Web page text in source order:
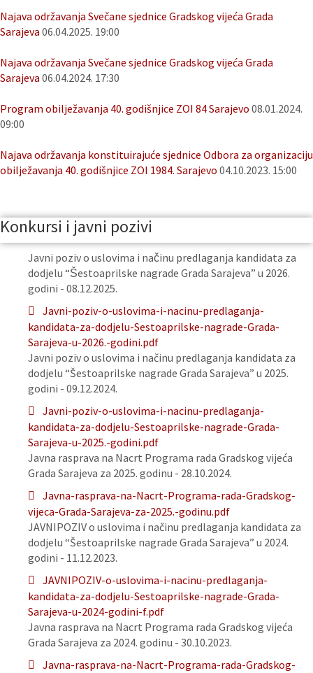
Najava održavanja Svečane sjednice Gradskog vijeća Grada
Sarajeva 06.04.2025. 19:00
Najava održavanja Svečane sjednice Gradskog vijeća Grada
Sarajeva 06.04.2024. 17:30
Program obilježavanja 40. godišnjice ZOI 84 Sarajevo 08.01.2024.
09:00
Najava održavanja konstituirajuće sjednice Odbora za organizaciju
obilježavanja 40. godišnjice ZOI 1984. Sarajevo 04.10.2023. 15:00
Konkursi i javni pozivi
Javni poziv o uslovima i načinu predlaganja kandidata za
dodjelu “Šestoaprilske nagrade Grada Sarajeva” u 2026.
godini - 08.12.2025.
Javni-poziv-o-uslovima-i-nacinu-predlaganja-
kandidata-za-dodjelu-Sestoaprilske-nagrade-Grada-
Sarajeva-u-2026.-godini.pdf
Javni poziv o uslovima i načinu predlaganja kandidata za
dodjelu “Šestoaprilske nagrade Grada Sarajeva” u 2025.
godini - 09.12.2024.
Javni-poziv-o-uslovima-i-nacinu-predlaganja-
kandidata-za-dodjelu-Sestoaprilske-nagrade-Grada-
Sarajeva-u-2025.-godini.pdf
Javna rasprava na Nacrt Programa rada Gradskog vijeća
Grada Sarajeva za 2025. godinu - 28.10.2024.
Javna-rasprava-na-Nacrt-Programa-rada-Gradskog-
vijeca-Grada-Sarajeva-za-2025.-godinu.pdf
JAVNIPOZIV o uslovima i načinu predlaganja kandidata za
dodjelu “Šestoaprilske nagrade Grada Sarajeva” u 2024.
godini - 11.12.2023.
JAVNIPOZIV-o-uslovima-i-nacinu-predlaganja-
kandidata-za-dodjelu-Sestoaprilske-nagrade-Grada-
Sarajeva-u-2024-godini-f.pdf
Javna rasprava na Nacrt Programa rada Gradskog vijeća
Grada Sarajeva za 2024. godinu - 30.10.2023.
Javna-rasprava-na-Nacrt-Programa-rada-Gradskog-